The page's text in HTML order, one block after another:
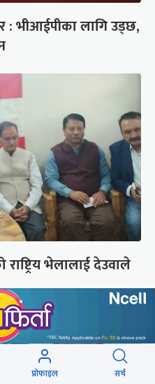
: भीआईपीका लागि उड्छ,
भेलालाई देउवाले
प्रोफाइल सर्च